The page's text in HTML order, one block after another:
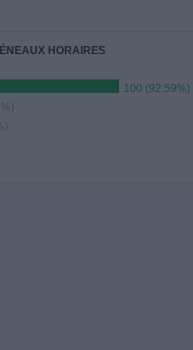
HORAIRES
100 (92,59%)